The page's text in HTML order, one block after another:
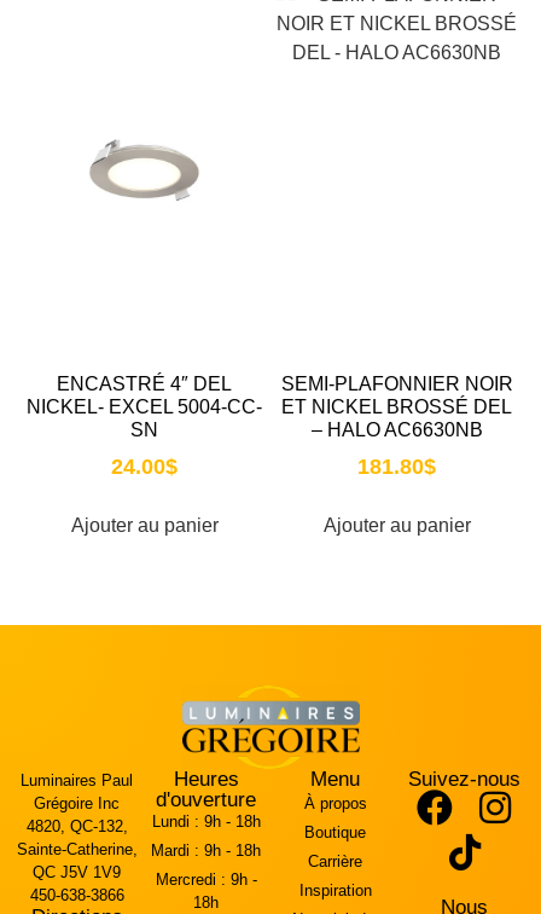
ENCASTRÉ 4″ DEL
NICKEL- EXCEL 5004-CC-
SN
24.00$
Ajouter au panier
SEMI-PLAFONNIER NOIR
ET NICKEL BROSSÉ DEL
– HALO AC6630NB
181.80$
Ajouter au panier
Luminaires Paul
Grégoire Inc
4820, QC-132,
Sainte-Catherine,
QC J5V 1V9
450-638-3866
Heures
d'ouverture
Lundi : 9h - 18h
Mardi : 9h - 18h
Mercredi : 9h -
18h
Menu
À propos
Boutique
Carrière
Inspiration
Suivez-nous
Nous